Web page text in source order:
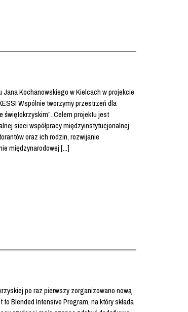
Kochanowskiego w Kielcach w projekcie
Wspólnie tworzymy przestrzeń dla
Celem projektu jest
sieci współpracy międzyinstytucjonalnej
oraz ich rodzin, rozwijanie
międzynarodowej [...]
po raz pierwszy zorganizowano nową
Blended Intensive Program, na który składa